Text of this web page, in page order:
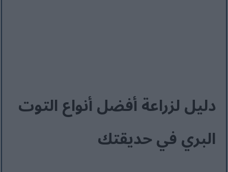
دليل لزراعة أفضل أنواع التوت
البري في حديقتك